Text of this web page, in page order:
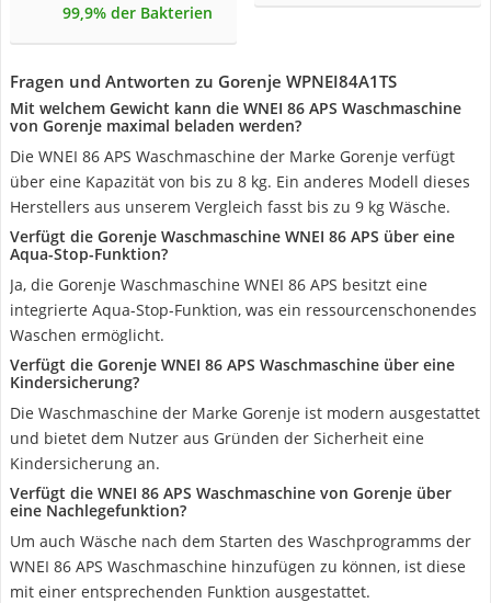
99,9% der Bakterien
Fragen und Antworten zu Gorenje WPNEI84A1TS
Mit welchem Gewicht kann die WNEI 86 APS Waschmaschine
von Gorenje maximal beladen werden?
Die WNEI 86 APS Waschmaschine der Marke Gorenje verfügt
über eine Kapazität von bis zu 8 kg. Ein anderes Modell dieses
Herstellers aus unserem Vergleich fasst bis zu 9 kg Wäsche.
Verfügt die Gorenje Waschmaschine WNEI 86 APS über eine
Aqua-Stop-Funktion?
Ja, die Gorenje Waschmaschine WNEI 86 APS besitzt eine
integrierte Aqua-Stop-Funktion, was ein ressourcenschonendes
Waschen ermöglicht.
Verfügt die Gorenje WNEI 86 APS Waschmaschine über eine
Kindersicherung?
Die Waschmaschine der Marke Gorenje ist modern ausgestattet
und bietet dem Nutzer aus Gründen der Sicherheit eine
Kindersicherung an.
Verfügt die WNEI 86 APS Waschmaschine von Gorenje über
eine Nachlegefunktion?
Um auch Wäsche nach dem Starten des Waschprogramms der
WNEI 86 APS Waschmaschine hinzufügen zu können, ist diese
mit einer entsprechenden Funktion ausgestattet.